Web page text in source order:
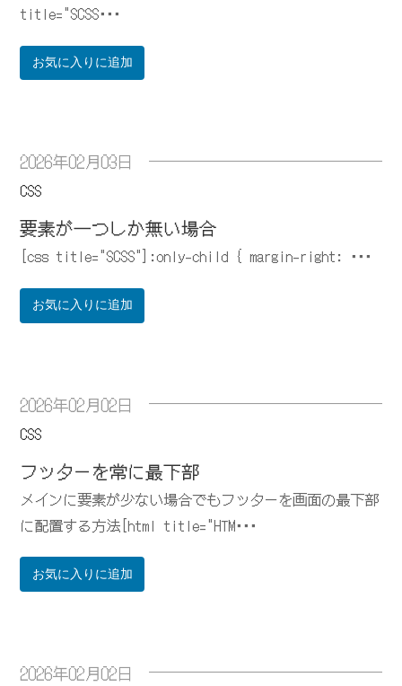
title="SCSS･･･
お気に入りに追加
2026年02月03日
CSS
要素が一つしか無い場合
[css title="SCSS"]:only-child { margin-right: ･･･
お気に入りに追加
2026年02月02日
CSS
フッターを常に最下部
メインに要素が少ない場合でもフッターを画面の最下部
に配置する方法[html title="HTM･･･
お気に入りに追加
2026年02月02日